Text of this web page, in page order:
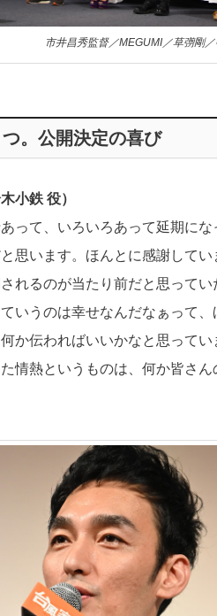
市井昌秀監督／MEGUMI／草彅剛
。公開決定の喜び
小鉄 役）
って、いろいろあって延期に
思います。ほんとに感謝してい
れるのが当たり前だと思って
いうのは幸せなんだなぁって、
か伝わればいいかなと思って
情熱というものは、何か皆さ